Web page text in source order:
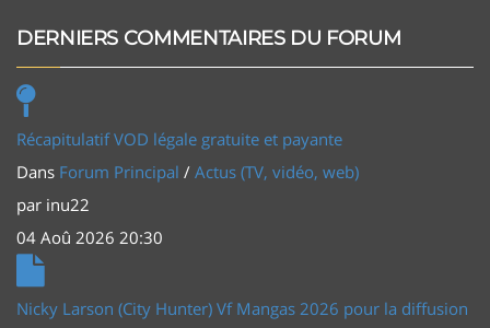
DERNIERS COMMENTAIRES DU FORUM
Récapitulatif VOD légale gratuite et payante
Dans Forum Principal / Actus (TV, vidéo, web)
par inu22
04 Aoû 2026 20:30
Nicky Larson (City Hunter) Vf Mangas 2026 pour la diffusion